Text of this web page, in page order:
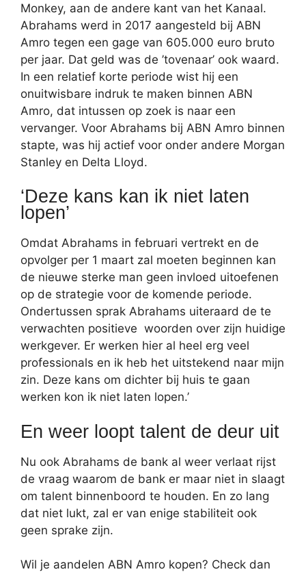
Monkey, aan de andere kant van het Kanaal.
Abrahams werd in 2017 aangesteld bij ABN
Amro tegen een gage van 605.000 euro bruto
per jaar. Dat geld was de ’tovenaar’ ook waard.
In een relatief korte periode wist hij een
onuitwisbare indruk te maken binnen ABN
Amro, dat intussen op zoek is naar een
vervanger. Voor Abrahams bij ABN Amro binnen
stapte, was hij actief voor onder andere Morgan
Stanley en Delta Lloyd.
‘Deze kans kan ik niet laten
lopen’
Omdat Abrahams in februari vertrekt en de
opvolger per 1 maart zal moeten beginnen kan
de nieuwe sterke man geen invloed uitoefenen
op de strategie voor de komende periode.
Ondertussen sprak Abrahams uiteraard de te
verwachten positieve woorden over zijn huidige
werkgever. Er werken hier al heel erg veel
professionals en ik heb het uitstekend naar mijn
zin. Deze kans om dichter bij huis te gaan
werken kon ik niet laten lopen.’
En weer loopt talent de deur uit
Nu ook Abrahams de bank al weer verlaat rijst
de vraag waarom de bank er maar niet in slaagt
om talent binnenboord te houden. En zo lang
dat niet lukt, zal er van enige stabiliteit ook
geen sprake zijn.
Wil je aandelen ABN Amro kopen? Check dan